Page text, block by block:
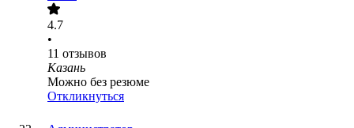
4.7
•
11 отзывов
Казань
Можно без резюме
Откликнуться